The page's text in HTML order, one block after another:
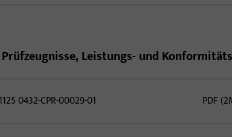
Leistungs- und
0432-CPR-00029-01 PDF